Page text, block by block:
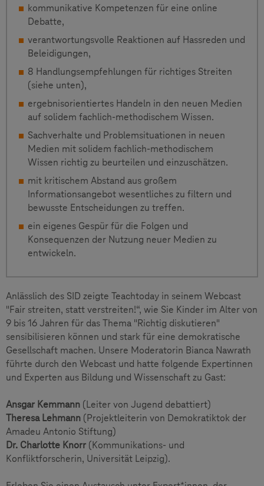
kommunikative Kompetenzen für eine online
Debatte,
verantwortungsvolle Reaktionen auf Hassreden und
Beleidigungen,
8 Handlungsempfehlungen für richtiges Streiten
(siehe unten),
ergebnisorientiertes Handeln in den neuen Medien
auf solidem fachlich-methodischem Wissen.
Sachverhalte und Problemsituationen in neuen
Medien mit solidem fachlich-methodischem
Wissen richtig zu beurteilen und einzuschätzen.
mit kritischem Abstand aus großem
Informationsangebot wesentliches zu filtern und
bewusste Entscheidungen zu treffen.
ein eigenes Gespür für die Folgen und
Konsequenzen der Nutzung neuer Medien zu
entwickeln.
Anlässlich des SID zeigte Teachtoday in seinem Webcast
"Fair streiten, statt verstreiten!“, wie Sie Kinder im Alter von
9 bis 16 Jahren für das Thema "Richtig diskutieren"
sensibilisieren können und stark für eine demokratische
Gesellschaft machen. Unsere Moderatorin Bianca Nawrath
führte durch den Webcast und hatte folgende Expertinnen
und Experten aus Bildung und Wissenschaft zu Gast:
Ansgar Kemmann (Leiter von Jugend debattiert)
Theresa Lehmann (Projektleiterin von Demokratiktok der
Amadeu Antonio Stiftung)
Dr. Charlotte Knorr (Kommunikations- und
Konfliktforscherin, Universität Leipzig).